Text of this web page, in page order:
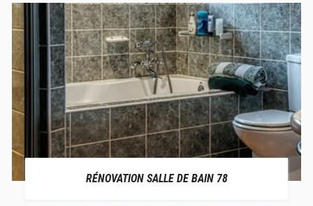
RÉNOVATION SALLE DE BAIN 78